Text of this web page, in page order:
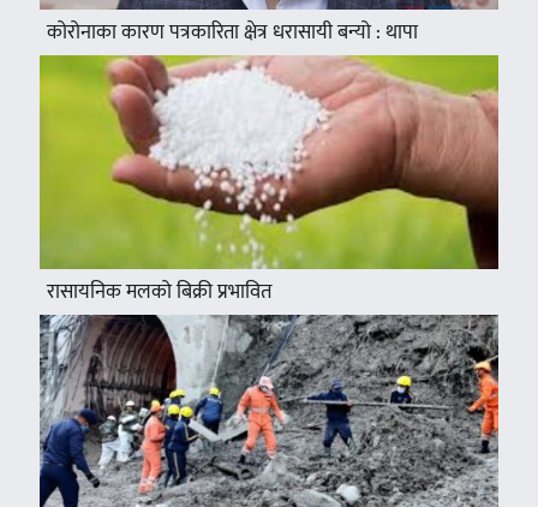
कोरोनाका कारण पत्रकारिता क्षेत्र धरासायी बन्यो : थापा
रासायनिक मलको बिक्री प्रभावित